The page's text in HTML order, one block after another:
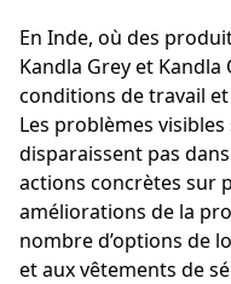
En Inde, où des
Kandla Grey et
conditions de travail
Les problèmes
disparaissent pas
actions concrètes sur
améliorations de la
nombre d’options de
et aux vêtements de